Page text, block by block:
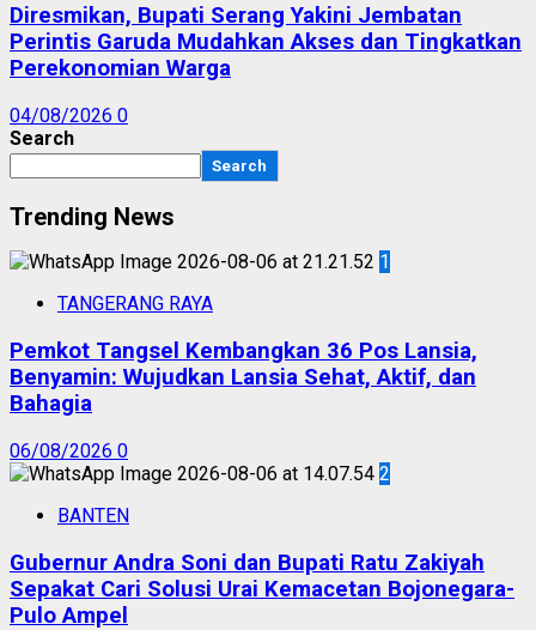
Diresmikan, Bupati Serang Yakini Jembatan
Perintis Garuda Mudahkan Akses dan Tingkatkan
Perekonomian Warga
04/08/2026 0
Search
Search
Trending News
1
TANGERANG RAYA
Pemkot Tangsel Kembangkan 36 Pos Lansia,
Benyamin: Wujudkan Lansia Sehat, Aktif, dan
Bahagia
06/08/2026 0
2
BANTEN
Gubernur Andra Soni dan Bupati Ratu Zakiyah
Sepakat Cari Solusi Urai Kemacetan Bojonegara-
Pulo Ampel